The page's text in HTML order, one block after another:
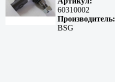
60310002
Производитель:
BSG